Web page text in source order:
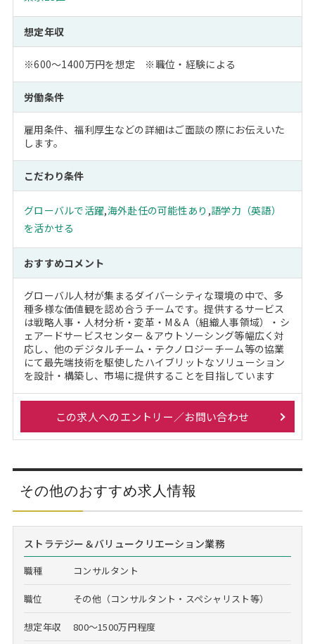
想定年収
※600～1400万円を想定 ※職位・経験による
労働条件
雇用条件、福利厚生などの詳細はご面談の際にお伝えいた
します。
こだわり条件
グローバルで活躍,海外赴任の可能性あり ,語学力（英語）
を活かせる
おすすめコメント
グローバル人材が集まるダイバーシティな環境の中で、多
種多様な価値観を認め合うチームです。提供するサービス
は戦略人事・人材分析・変革・M＆A（組織人事領域）・シ
ェアードサービスセンター＆アウトソーシング等幅広く対
応し、他のデジタルチーム・テクノロジーチーム等の協業
にて最先端技術を駆使したハイブリットなソリューション
を設計・構築し、市場に提供することを目指しています
この求人へのエントリー／お問い合わせ
その他のおすすめ求人情報
ストラテジー＆バリュークリエーション業務
職種 コンサルタント
職位 その他（コンサルタント・スペシャリスト等）
想定年収 800～1500万円程度